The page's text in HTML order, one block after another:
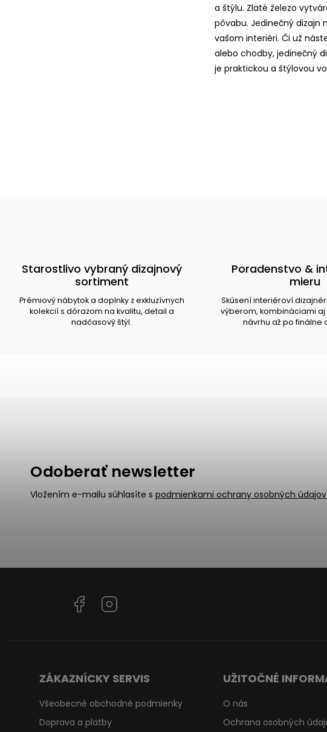
a štýlu. Zlaté železo
pôvabu. Jedinečný dizajn
vašom interiéri. Či už
alebo chodby, jedinečný
je praktickou a štýlovou
Starostlivo vybraný dizajnový
sortiment
Prémiový nábytok a doplnky z exkluzívnych
kolekcií s dôrazom na kvalitu, detail a
nadčasový štýl.
Poradenstvo &
mieru
Skúsení interiéroví
výberom, kombináciami
návrhu až po finálne
Odoberať newsletter
Vložením e-mailu súhlasíte s podmienkami ochrany osobných údajov.
Facebook
ZÁKAZNÍCKY SERVIS
Všeobecné obchodné podmienky
Doprava a platby
UŽITOČNÉ
O nás
Ochrana osobných